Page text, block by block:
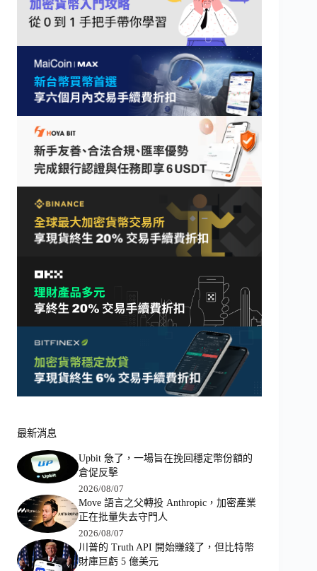
最新消息
Upbit 急了，一場旨在挽回穩定幣份額的
倉促反擊
2026/08/07
Move 語言之父轉投 Anthropic，加密產業
正在批量失去守門人
2026/08/07
川普的 Truth API 開始賺錢了，但比特幣
財庫巨虧 5 億美元